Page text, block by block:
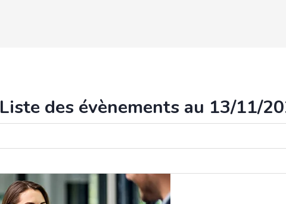
Liste des évènements au 13/11/